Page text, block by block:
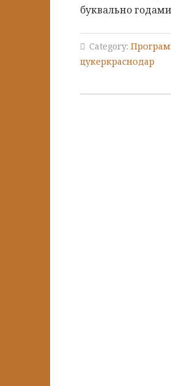
буквально
Category:
цукеркраснодар